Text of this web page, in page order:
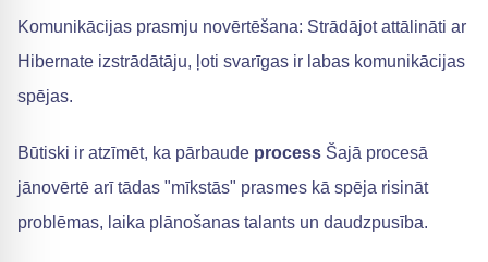
Komunikācijas prasmju novērtēšana: Strādājot attālināti ar
Hibernate izstrādātāju, ļoti svarīgas ir labas komunikācijas
spējas.
Būtiski ir atzīmēt, ka pārbaude process Šajā procesā
jānovērtē arī tādas "mīkstās" prasmes kā spēja risināt
problēmas, laika plānošanas talants un daudzpusība.